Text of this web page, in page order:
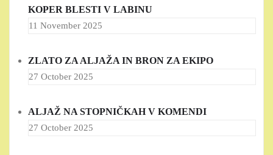
KOPER BLESTI V LABINU
11 November 2025
ZLATO ZA ALJAŽA IN BRON ZA EKIPO
27 October 2025
ALJAŽ NA STOPNIČKAH V KOMENDI
27 October 2025